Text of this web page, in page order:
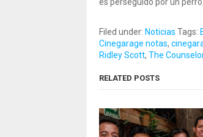
Filed under: Noticias Tags:
Cinegarage notas,
Ridley Scott, The
RELATED POSTS